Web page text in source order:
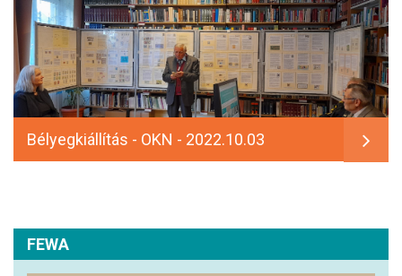
Bélyegkiállítás - OKN - 2022.10.03
FEWA